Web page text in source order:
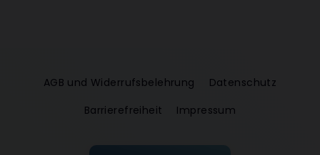
AGB und Widerrufsbelehrung
Datenschutz
Barrierefreiheit
Impressum